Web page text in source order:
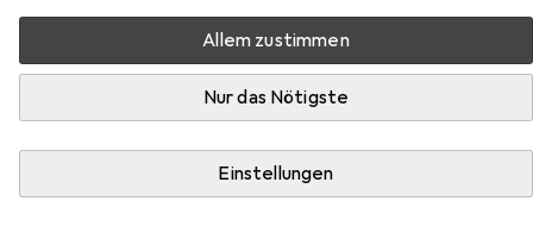
Allem zustimmen
Nur das Nötigste
Einstellungen
i-tecMySafe USB 3.0 Easy